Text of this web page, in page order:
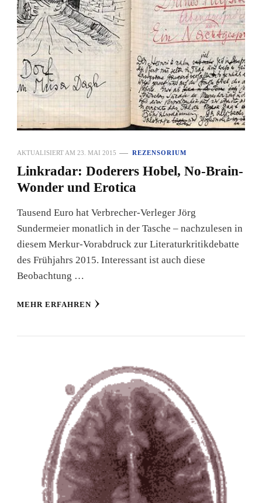
AKTUALISIERT AM 23. MAI 2015 REZENSORIUM
Linkradar: Doderers Hobel, No-Brain-
Wonder und Erotica
Tausend Euro hat Verbrecher-Verleger Jörg
Sundermeier monatlich in der Tasche – nachzulesen in
diesem Merkur-Vorabdruck zur Literaturkritikdebatte
des Frühjahrs 2015. Interessant ist auch diese
Beobachtung …
MEHR ERFAHREN